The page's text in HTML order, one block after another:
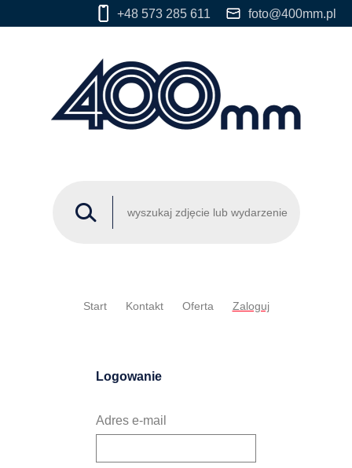
+48 573 285 611 foto@400mm.pl
Start Kontakt Oferta Zaloguj
Logowanie
Adres e-mail